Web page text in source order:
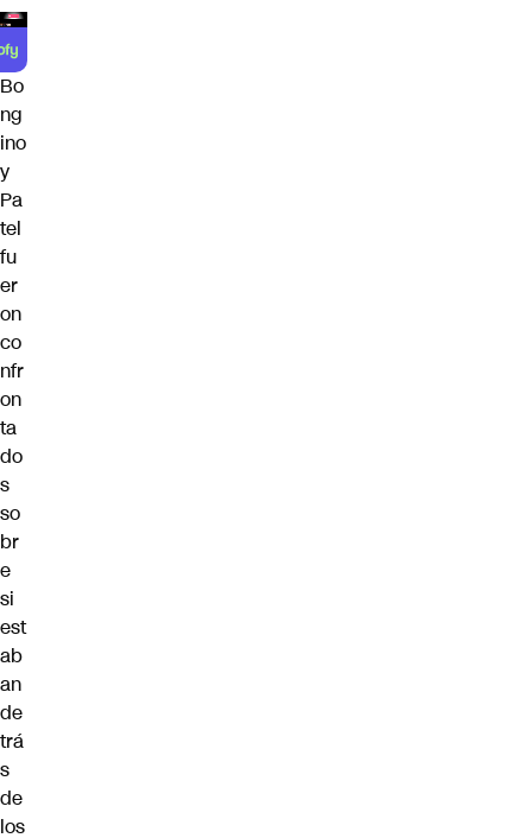
Bo
ng
ino
y
Pa
tel
fu
er
on
co
nfr
on
ta
do
s
so
br
e
si
est
ab
an
de
trá
s
de
los